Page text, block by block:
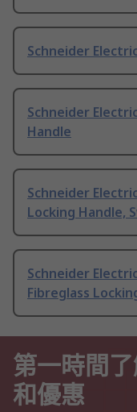
Schneider
Schneider
Handle
Schneider
Locking Handle,
Schneider
Fibreglass
第一時間
和優惠